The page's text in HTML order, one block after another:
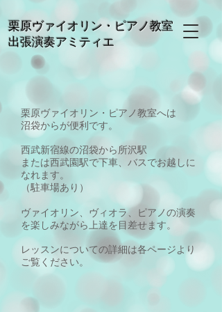
栗原ヴァイオリン・ピアノ教室
出張演奏アミティエ
栗原ヴァイオリン・ピアノ教室へは
沼袋からが便利です。
西武新宿線の沼袋から所沢駅
または西武園駅で下車、バスでお越しに
なれます。
（駐車場あり）
ヴァイオリン、ヴィオラ、ピアノの演奏
を楽しみながら上達を目差せます。
レッスンについての詳細は各ページより
ご覧ください。